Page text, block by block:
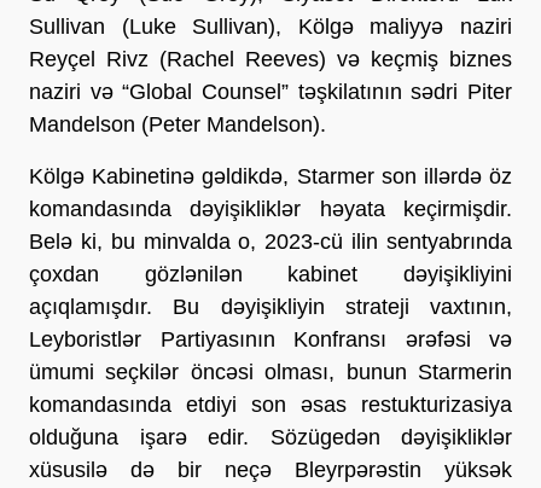
Sullivan (Luke Sullivan), Kölgə maliyyə naziri
Reyçel Rivz (Rachel Reeves) və keçmiş biznes
naziri və “Global Counsel” təşkilatının sədri Piter
Mandelson (Peter Mandelson).
Kölgə Kabinetinə gəldikdə, Starmer son illərdə öz
komandasında dəyişikliklər həyata keçirmişdir.
Belə ki, bu minvalda o, 2023-cü ilin sentyabrında
çoxdan gözlənilən kabinet dəyişikliyini
açıqlamışdır. Bu dəyişikliyin strateji vaxtının,
Leyboristlər Partiyasının Konfransı ərəfəsi və
ümumi seçkilər öncəsi olması, bunun Starmerin
komandasında etdiyi son əsas restukturizasiya
olduğuna işarə edir. Sözügedən dəyişikliklər
xüsusilə də bir neçə Bleyrpərəstin yüksək